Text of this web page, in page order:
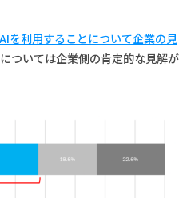
を利用することについて企業の見
ついては企業側の肯定的な見解が